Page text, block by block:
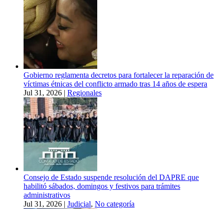
Gobierno reglamenta decretos para fortalecer la reparación de
víctimas étnicas del conflicto armado tras 14 años de espera
Jul 31, 2026 | Regionales
Consejo de Estado suspende resolución del DAPRE que
habilitó sábados, domingos y festivos para trámites
administrativos
Jul 31, 2026 | Judicial, No categoría